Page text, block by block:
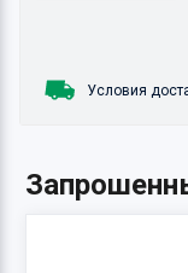
Условия